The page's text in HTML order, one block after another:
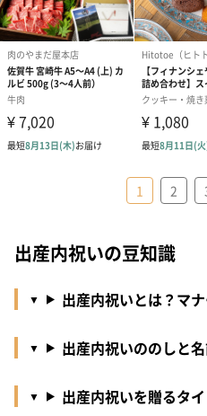
1 2
出産内祝いの豆知識
出産内祝いとは？マ
出産内祝いののしと
出産内祝いを贈るタ